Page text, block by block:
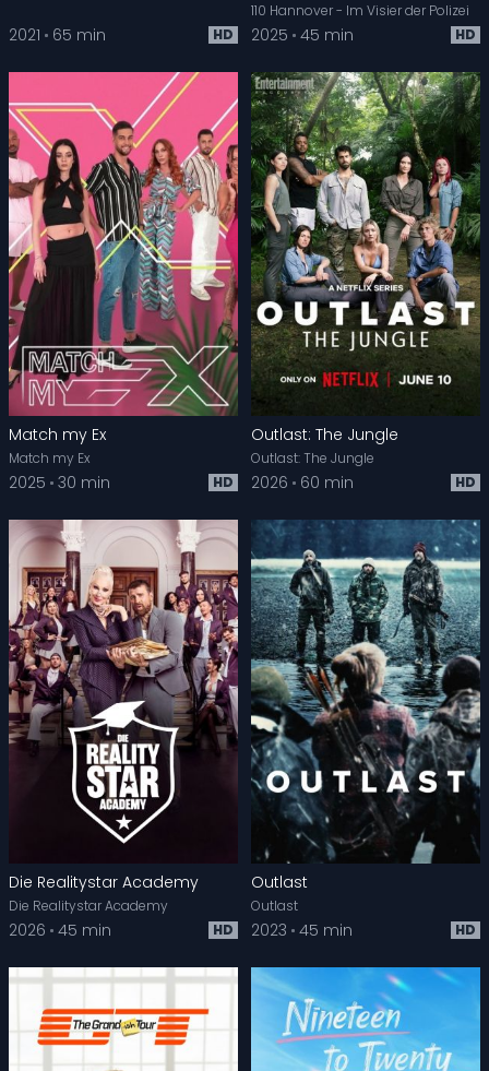
2021 65 min HD
110 Hannover - Im Visier der Polizei
2025 45 min HD
Match my Ex
Match my Ex
2025 30 min HD
Outlast: The Jungle
Outlast: The Jungle
2026 60 min HD
Die Realitystar Academy
Die Realitystar Academy
2026 45 min HD
Outlast
Outlast
2023 45 min HD